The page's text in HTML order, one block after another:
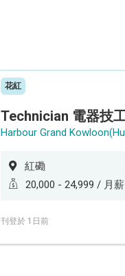
花紅
紅磡
20,000 - 24,999 / 月薪
刊登於 1日前